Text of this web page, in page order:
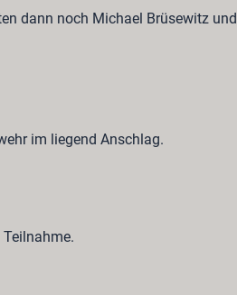
dann noch Michael Brüsewitz und
im liegend Anschlag.